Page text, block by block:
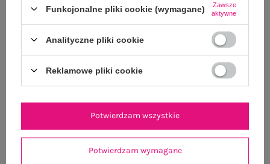
WYSYŁKA I DOSTAWA
Funkcjonalne pliki cookie (wymagane)
Zawsze
aktywne
Analityczne pliki cookie
Reklamowe pliki cookie
Potwierdzam wymagane
Potwierdzam wszystkie